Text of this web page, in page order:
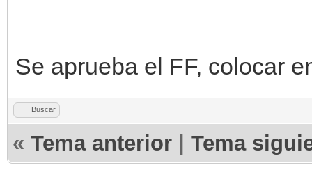
Se aprueba el FF, colocar
Buscar
« Tema anterior Tema